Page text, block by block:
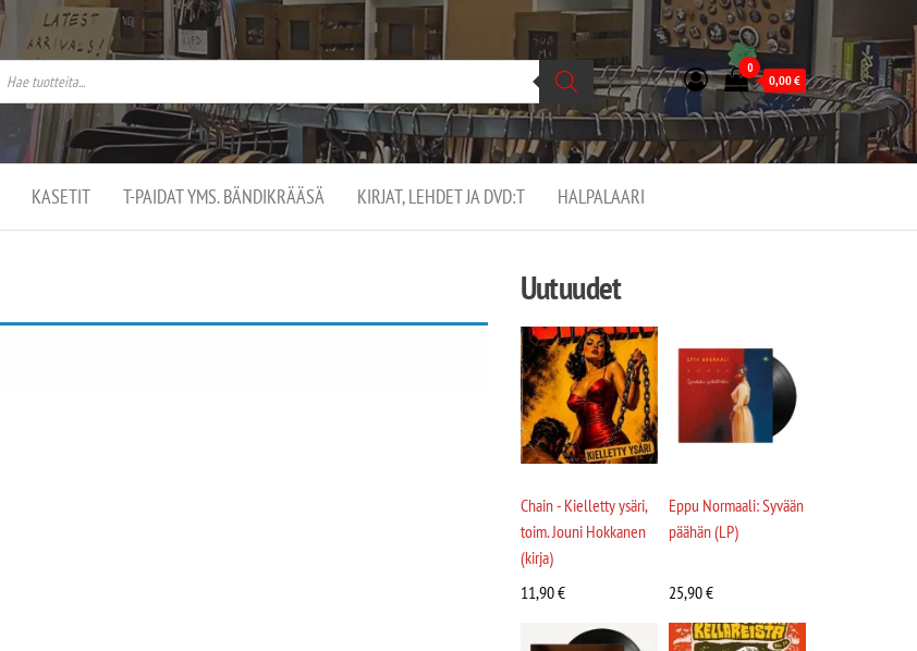
0
0,00€
KASETIT T-PAIDAT YMS. BÄNDIKRÄÄSÄ KIRJAT, LEHDET JA DVD:T HALPALAARI
Uutuudet
Chain - Kielletty ysäri,
toim. Jouni Hokkanen
(kirja)
11,90€
Eppu Normaali: Syvään
päähän (LP)
25,90€